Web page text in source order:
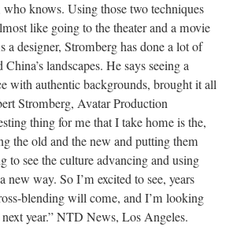
knows. Using those two techniques
like going to the theater and a movie
a designer, Stromberg has done a lot of
landscapes. He says seeing a
with authentic backgrounds, brought it all
Stromberg, Avatar Production
thing for me that I take home is the,
the old and the new and putting them
to see the culture advancing and using
new way. So I’m excited to see, years
blending will come, and I’m looking
year.”NTD News, Los Angeles.